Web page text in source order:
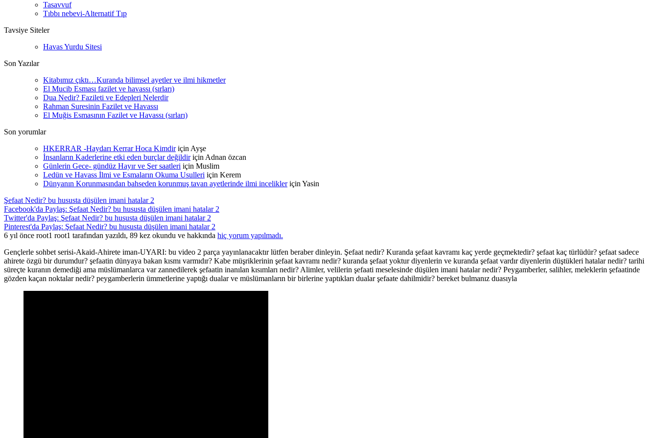
Tasavvuf
Tıbbı nebevi-Alternatif Tıp
Tavsiye Siteler
Havas Yurdu Sitesi
Son Yazılar
Kitabımız çıktı…Kuranda bilimsel ayetler ve ilmi hikmetler
El Mucib Esması fazilet ve havassı (sırları)
Dua Nedir? Fazileti ve Edepleri Nelerdir
Rahman Suresinin Fazilet ve Havassı
El Muğis Esmasının Fazilet ve Havassı (sırları)
Son yorumlar
HKERRAR -Haydarı Kerrar Hoca Kimdiriçin Ayşe
İnsanların Kaderlerine etki eden burçlar değildiriçin Adnan özcan
Günlerin Gece- gündüz Hayır ve Şer saatleri için Muslim
Ledün ve Havass İlmi ve Esmaların Okuma Usulleri için Kerem
Dünyanın Korunmasından bahseden korunmuş tavan ayetlerinde ilmi incelikleriçin Yasin
Şefaat Nedir? bu hususta düşülen imani hatalar 2
Facebook'da Paylaş: Şefaat Nedir? bu hususta düşülen imani hatalar 2
Twitter'da Paylaş: Şefaat Nedir? bu hususta düşülen imani hatalar 2
Pinterest'da Paylaş: Şefaat Nedir? bu hususta düşülen imani hatalar 2
6 yıl önce root1 root1 tarafından yazıldı, 89 kez okundu ve hakkında hiç yorum yapılmadı.
Gençlerle sohbet serisi-Akaid-Ahirete iman-UYARI: bu video 2 parça yayınlanacaktır lütfen beraber dinleyin. Şefaat nedir? Kuranda şefaat kavramı kaç yerde geçmektedir? şefaat kaç türlüdür? şefaat sadece
ahirete özgü bir durumdur? şefaatin dünyaya bakan kısmı varmıdır? Kabe müşriklerinin şefaat kavramı nedir? kuranda şefaat yoktur diyenlerin ve kuranda şefaat vardır diyenlerin düştükleri hatalar nedir? tarihi
süreçte kuranın demediği ama müslümanlarca var zannedilerek şefaatin inanılan kısımları nedir? Alimler, velilerin şefaati meselesinde düşülen imani hatalar nedir? Peygamberler, salihler, meleklerin şefaatinde
gözden kaçan noktalar nedir? peygamberlerin ümmetlerine yaptığı dualar ve müslümanların bir birlerine yaptıkları dualar şefaate dahilmidir? bereket bulmanız duasıyla